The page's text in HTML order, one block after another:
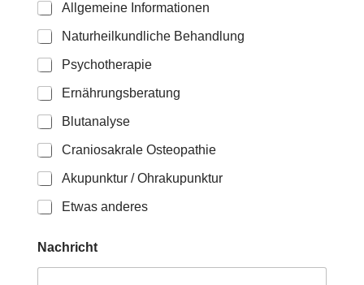
Allgemeine Informationen
Naturheilkundliche Behandlung
Psychotherapie
Ernährungsberatung
Blutanalyse
Craniosakrale Osteopathie
Akupunktur / Ohrakupunktur
Etwas anderes
Nachricht